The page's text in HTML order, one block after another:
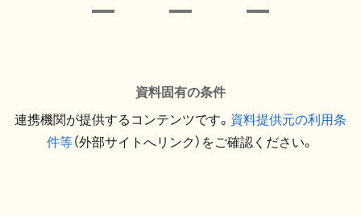
資料固有の条件
連携機関が提供するコンテンツです。 資料提供元の利用条
件等（外部サイトへリンク）をご確認ください。